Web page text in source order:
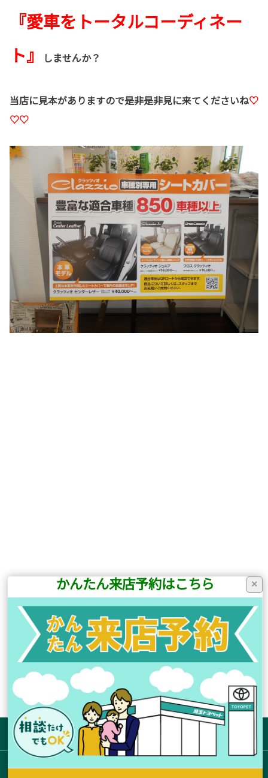
『愛車をトータルコーディネー
ト』
しませんか？
当店に見本がありますので是非是非見に来てくださいね♡
♡♡
前の記事へ
店舗ブログ一覧に戻る
次の記事へ
サイトマップ
×
かんたん来店予約はこちら